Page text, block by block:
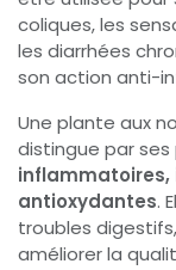
coliques, les
les diarrhées
son action anti-
Une plante aux
distingue par
antioxydantes.
troubles
améliorer la